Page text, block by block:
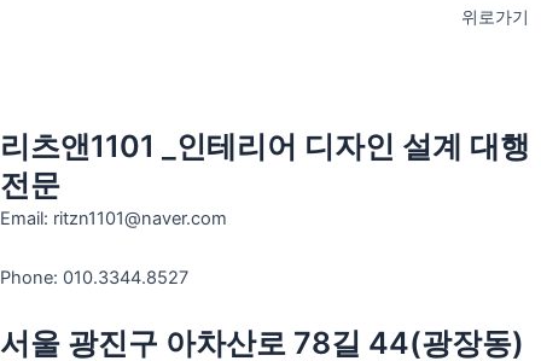
위로가기
리츠앤1101 _인테리어 디자인 설계 대행
전문
Email: ritzn1101@naver.com
Phone: 010.3344.8527
서울 광진구 아차산로 78길 44(광장동)